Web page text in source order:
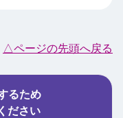
△ページの先頭へ戻る
るため
ださい